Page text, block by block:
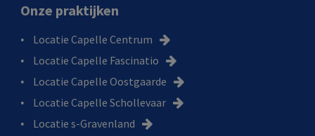
Onze praktijken
Locatie Capelle Centrum
Locatie Capelle Fascinatio
Locatie Capelle Oostgaarde
Locatie Capelle Schollevaar
Locatie s-Gravenland